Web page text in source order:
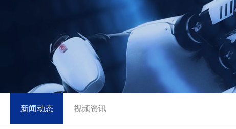
新闻动态 视频资讯